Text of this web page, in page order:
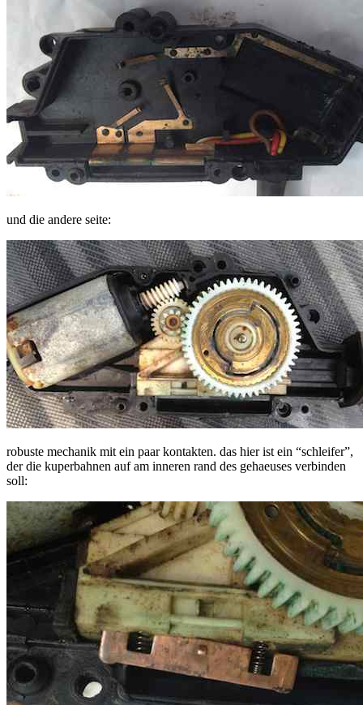
und die andere seite:
robuste mechanik mit ein paar kontakten. das hier ist ein “schleifer”,
der die kuperbahnen auf am inneren rand des gehaeuses verbinden
soll: